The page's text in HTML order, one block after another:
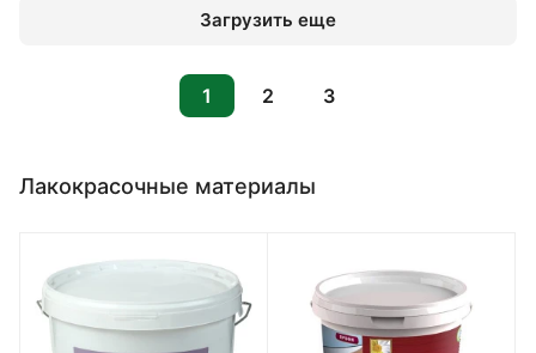
Загрузить еще
1 2 3
Лакокрасочные материалы